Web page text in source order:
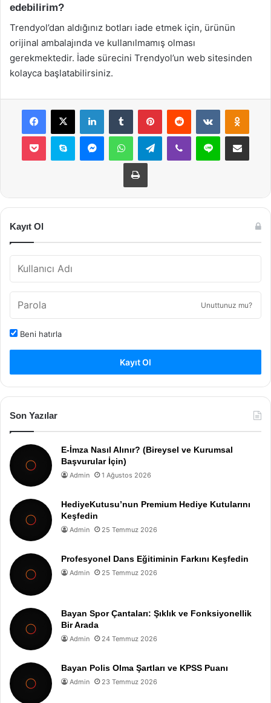
edebilirim?
Trendyol’dan aldığınız botları iade etmek için, ürünün
orijinal ambalajında ve kullanılmamış olması
gerekmektedir. İade sürecini Trendyol’un web sitesinden
kolayca başlatabilirsiniz.
Facebook
X LinkedInTumblr PinterestReddit VKontakte
Pocket Skype MessengerWhatsAppTelegramViber Line E-Posta ile
Yazdır
Kayıt Ol
Unuttunuz mu?
Beni hatırla
Kayıt Ol
Son Yazılar
E-İmza Nasıl Alınır? (Bireysel ve Kurumsal
Başvurular İçin)
Admin 1 Ağustos 2026
HediyeKutusu’nun Premium Hediye Kutularını
Keşfedin
Admin 25 Temmuz 2026
Profesyonel Dans Eğitiminin Farkını Keşfedin
Admin 25 Temmuz 2026
Bayan Spor Çantaları: Şıklık ve Fonksiyonellik
Bir Arada
Admin 24 Temmuz 2026
Bayan Polis Olma Şartları ve KPSS Puanı
Admin 23 Temmuz 2026